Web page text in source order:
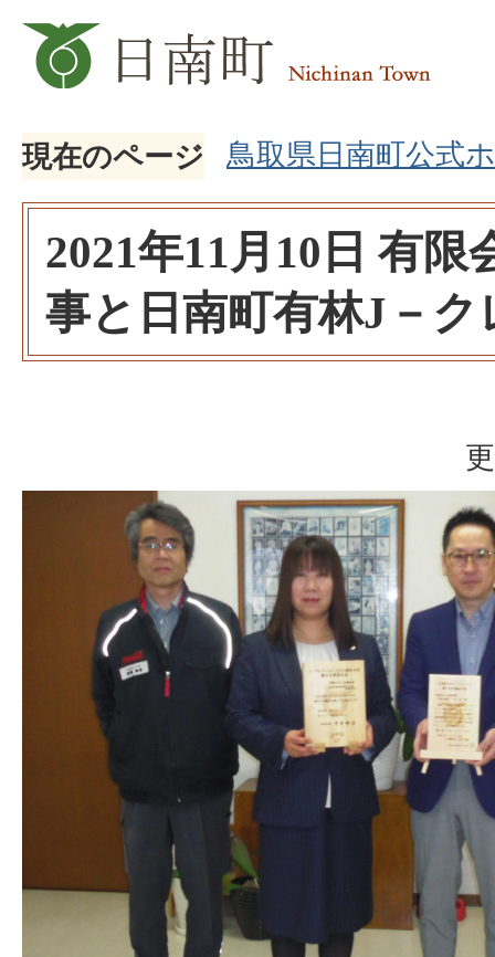
現在のページ 鳥取県日南町公式
2021年11月10日 有限
事と日南町有林J－